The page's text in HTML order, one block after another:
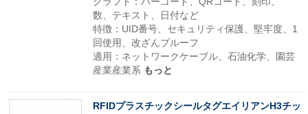
数、テキスト、日付など
特徴：UID番号、セキュリティ保護、堅牢度、1
回使用、改ざんプルーフ
適用：ネットワークケーブル、石油化学、園芸
産業産業系 もっと
RFIDプラスチックシールタグエイリアンH3チッ